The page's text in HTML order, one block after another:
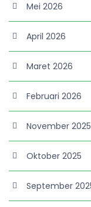
Mei 2026
April 2026
Maret 2026
Februari 2026
November 2025
Oktober 2025
September